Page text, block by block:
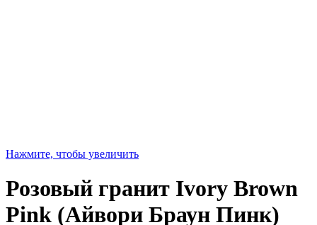
Нажмите, чтобы увеличить
Розовый гранит Ivory Brown
Pink (Айвори Браун Пинк)